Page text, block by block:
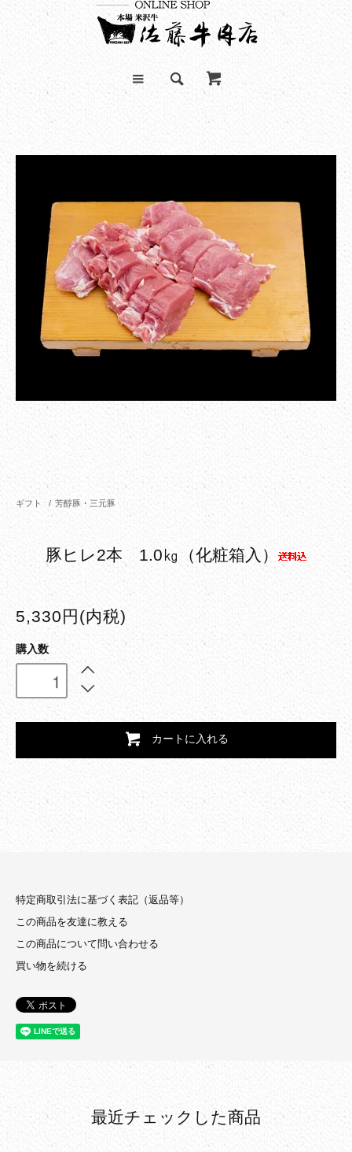
ギフト / 芳醇豚・三元豚
豚ヒレ2本 1.0㎏（化粧箱入）
5,330円(内税)
購入数
カートに入れる
特定商取引法に基づく表記（返品等）
この商品を友達に教える
この商品について問い合わせる
買い物を続ける
最近チェックした商品